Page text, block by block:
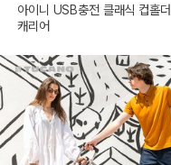
아이니 USB충전 클래식 컵홀더
캐리어